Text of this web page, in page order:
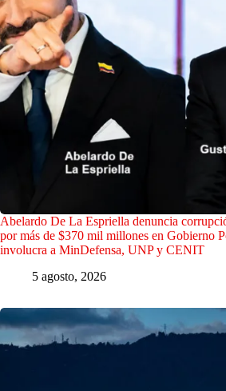
Abelardo De La Espriella denuncia
por más de $370 mil millones en Gobierno
involucra a MinDefensa, UNP y CENIT
5 agosto, 2026